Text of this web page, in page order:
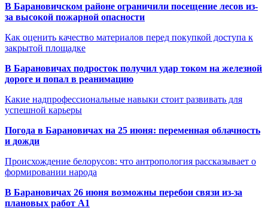
В Барановичском районе ограничили посещение лесов из-
за высокой пожарной опасности
Как оценить качество материалов перед покупкой доступа к
закрытой площадке
В Барановичах подросток получил удар током на железной
дороге и попал в реанимацию
Какие надпрофессиональные навыки стоит развивать для
успешной карьеры
Погода в Барановичах на 25 июня: переменная облачность
и дожди
Происхождение белорусов: что антропология рассказывает о
формировании народа
В Барановичах 26 июня возможны перебои связи из-за
плановых работ A1